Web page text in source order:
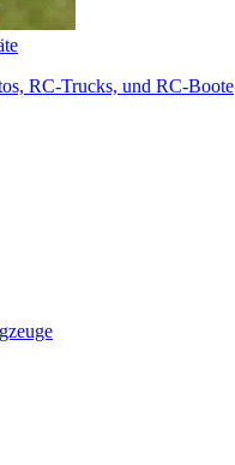
RC-Trucks, und RC-Boote